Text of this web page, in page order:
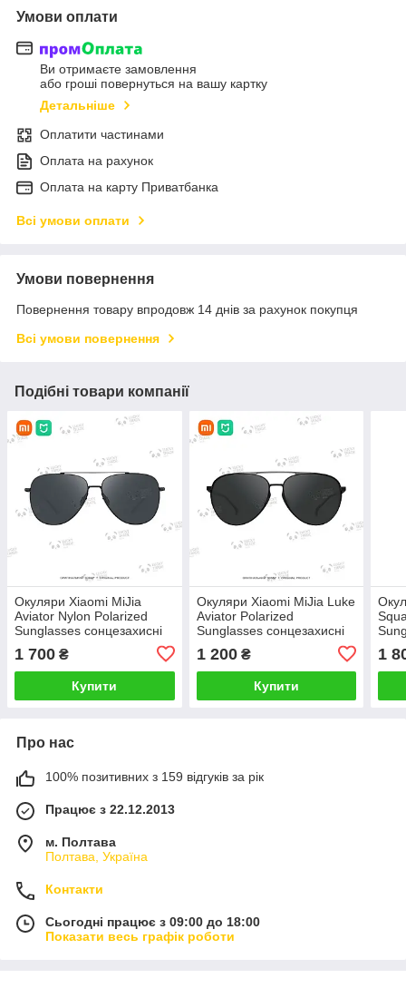
Умови оплати
Ви отримаєте замовлення
або гроші повернуться на вашу картку
Детальніше
Оплатити частинами
Оплата на рахунок
Оплата на карту Приватбанка
Всі умови оплати
Умови повернення
Повернення товару впродовж 14 днів за рахунок покупця
Всі умови повернення
Подібні товари компанії
Окуляри Xiaomi MiJia
Aviator Nylon Polarized
Sunglasses сонцезахисні
BHR7440CN)
1 700 ₴
Купити
Окуляри Xiaomi MiJia Luke
Aviator Polarized
Sunglasses сонцезахисні
BHR6252CN)
1 200₴
Купити
1
Про нас
100% позитивних з 159 відгуків за рік
Працює з 22.12.2013
м. Полтава
Полтава, Україна
Контакти
Сьогодні працює з 09:00 до 18:00
Показати весь графік роботи